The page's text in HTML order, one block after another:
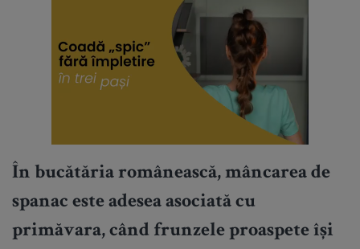
În bucătăria românească, mâncarea de
spanac este adesea asociată cu
primăvara, când frunzele proaspete își